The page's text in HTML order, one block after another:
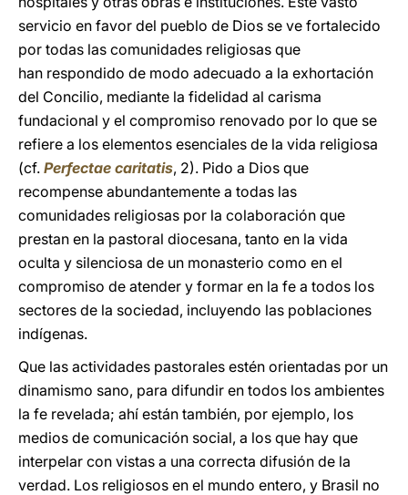
servicio en favor del pueblo de Dios se ve fortalecido
por todas las comunidades religiosas que
han respondido de modo adecuado a la exhortación
del Concilio, mediante la fidelidad al carisma
fundacional y el compromiso renovado por lo que se
refiere a los elementos esenciales de la vida religiosa
(cf. Perfectae caritatis, 2). Pido a Dios que
recompense abundantemente a todas las
comunidades religiosas por la colaboración que
prestan en la pastoral diocesana, tanto en la vida
oculta y silenciosa de un monasterio como en el
compromiso de atender y formar en la fe a todos los
sectores de la sociedad, incluyendo las poblaciones
indígenas.
Que las actividades pastorales estén orientadas por un
dinamismo sano, para difundir en todos los ambientes
la fe revelada; ahí están también, por ejemplo, los
medios de comunicación social, a los que hay que
interpelar con vistas a una correcta difusión de la
verdad. Los religiosos en el mundo entero, y Brasil no